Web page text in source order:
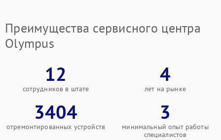
Преимущества сервисного центра
Olympus
12
сотрудников в штате
4
лет на рынке
3404
отремонтированных устройств
3
минимальный опыт работы
специалистов